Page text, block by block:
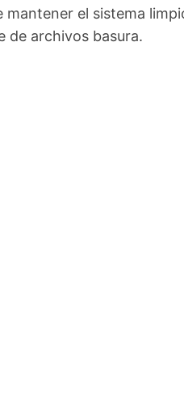
el sistema
de archivos basura.